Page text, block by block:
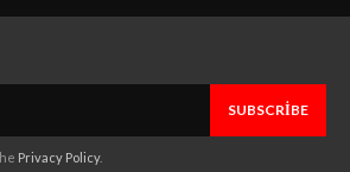
SUBSCRIBE
Privacy Policy.